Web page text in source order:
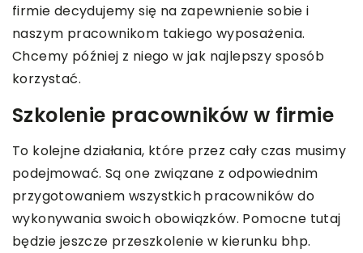
firmie decydujemy się na zapewnienie sobie i
naszym pracownikom takiego wyposażenia.
Chcemy później z niego w jak najlepszy sposób
korzystać.
Szkolenie pracowników w firmie
To kolejne działania, które przez cały czas musimy
podejmować. Są one związane z odpowiednim
przygotowaniem wszystkich pracowników do
wykonywania swoich obowiązków. Pomocne tutaj
będzie jeszcze przeszkolenie w kierunku bhp.